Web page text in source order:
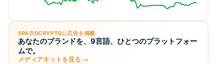
SPAZIOCRYPTOに広告を掲載
あなたのブランドを、9言語、ひとつのプラットフォー
ムで。
メディアキットを見る →